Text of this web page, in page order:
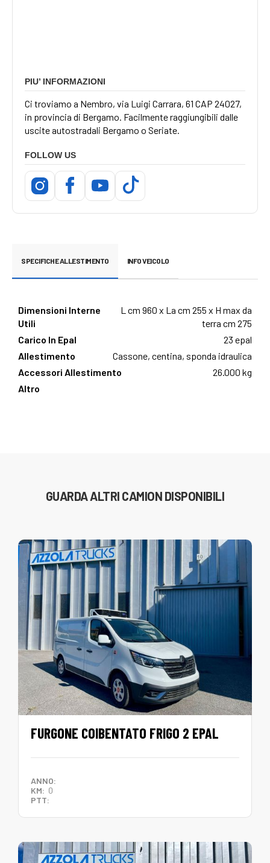
PIU’ INFORMAZIONI
Ci troviamo a Nembro, via Luigi Carrara, 61 CAP 24027,
in provincia di Bergamo. Facilmente raggiungibili dalle
uscite autostradali Bergamo o Seriate.
FOLLOW US
SPECIFICHE ALLESTIMENTO INFO VEICOLO
Dimensioni Interne
Utili
L cm 960 x La cm 255 x H max da
terra cm 275
Carico In Epal
23 epal
Allestimento
Cassone, centina, sponda idraulica
Accessori Allestimento
26.000 kg
Altro
GUARDA ALTRI CAMION DISPONIBILI
FURGONE COIBENTATO FRIGO 2 EPAL
ANNO:
KM: 0
PTT: